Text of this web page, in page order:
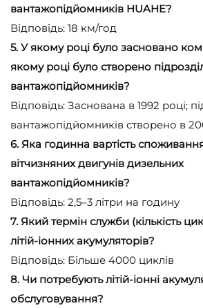
вантажопідйомників HUAHE?
Відповідь: 18 км/год
5. У якому році було засновано
якому році було створено
вантажопідйомників?
Відповідь: Заснована в 1992 році;
вантажопідйомників створено в
6. Яка годинна вартість
вітчизняних двигунів дизельних
вантажопідйомників?
Відповідь: 2,5–3 літри на годину
7. Який термін служби (кількість
літій-іонних акумуляторів?
Відповідь: Більше 4000 циклів
8. Чи потребують літій-іонні
обслуговування?